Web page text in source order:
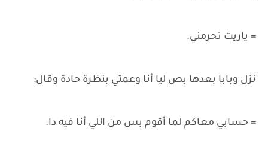
= ياريت تحرمني.
نزل وبابا بعدها بص ليا أنا وعمتي بنظرة حادة وقال:
= حسابي معاكم لما أقوم بس من اللي أنا فيه دا.